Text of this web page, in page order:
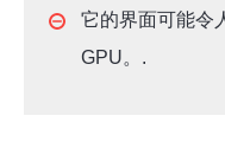
它的界面可能令
GPU。.